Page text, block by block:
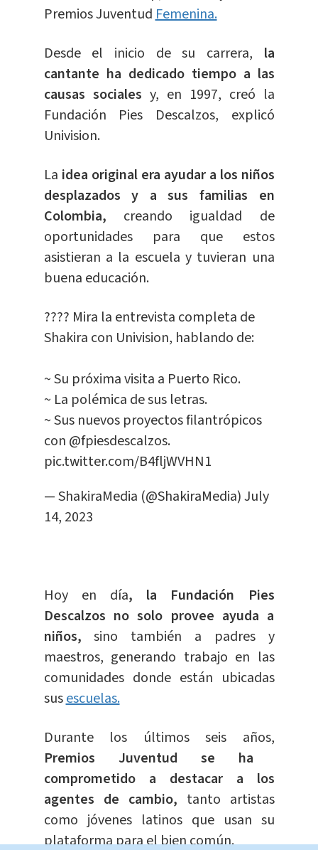
Premios JuventudFemenina.
Desde el inicio de su carrera, la
cantante ha dedicado tiempo a las
causas sociales y, en 1997, creó la
Fundación Pies Descalzos, explicó
Univision.
La idea original era ayudar a los niños
desplazados y a sus familias en
Colombia, creando igualdad de
oportunidades para que estos
asistieran a la escuela y tuvieran una
buena educación.
???? Mira la entrevista completa de
Shakira con Univision, hablando de:
~ Su próxima visita a Puerto Rico.
~ La polémica de sus letras.
~ Sus nuevos proyectos filantrópicos
con @fpiesdescalzos.
pic.twitter.com/B4fljWVHN1
— ShakiraMedia (@ShakiraMedia)July
14, 2023
Hoy en día, la Fundación Pies
Descalzos no solo provee ayuda a
niños, sino también a padres y
maestros, generando trabajo en las
comunidades donde están ubicadas
susescuelas.
Durante los últimos seis años,
Premios Juventud se ha
comprometido a destacar a los
agentes de cambio, tanto artistas
como jóvenes latinos que usan su
plataforma para el bien común.